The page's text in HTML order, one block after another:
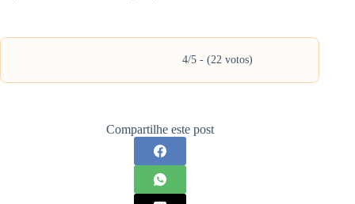
4/5 - (22 votos)
Compartilhe este post